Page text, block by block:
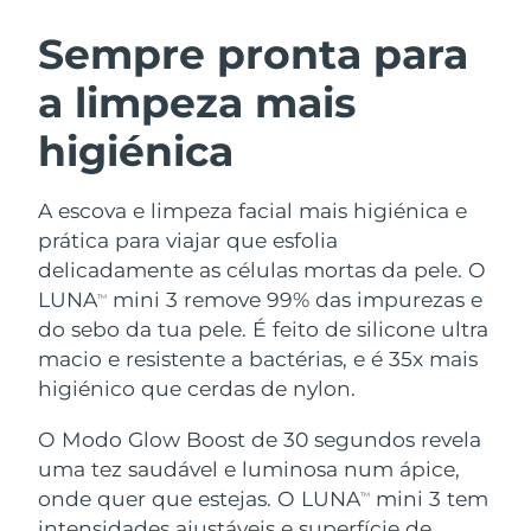
Sempre pronta para
a limpeza mais
higiénica
A escova e limpeza facial mais higiénica e
prática para viajar que esfolia
delicadamente as células mortas da pele. O
LUNATM
mini 3 remove 99% das impurezas e
do sebo da tua pele. É feito de silicone ultra
macio e resistente a bactérias, e é 35x mais
higiénico que cerdas de nylon.
O Modo Glow Boost de 30 segundos revela
uma tez saudável e luminosa num ápice,
onde quer que estejas. O LUNATM
mini 3 tem
Limpeza facial
Anti-aging massage
LUNA™ 4 Plus
Massage, LED heating
For men, anti-aging massage
Microcurrent toning
BEAR™ 2 go
Microcurrent toning on-the-go
Microcurrent line smoothing device
Hidratação
UFO™ 3 kit
Deep facial hydration
UFO™ 3 LED
Near-infrared and red light therapy
device
Cuidado oral
issa™ 4
Hybrid silicone sonic toothbrush
issa™ 4 plus
Smart hybrid silicone sonic toothbrush
TRATAMENTO ANTIENVELHECIMENTO
FAQ™
Antienvelhecimento Tratamentos LED
NEW
Áustria Entrega prevista
Barein Entrega prevista
Bélgica
Bermudas Entrega prevista14.08.2026
Bósnia e
Herzegovina
Entrega prevista 11.08.2026
Brunei Entrega prevista13.08.2026
Bulgária Entrega prevista
Canadá Entrega prevista12.08.2026
Chile Entrega prevista 12.08.2026